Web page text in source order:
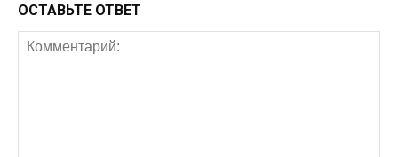
ОСТАВЬТЕ ОТВЕТ